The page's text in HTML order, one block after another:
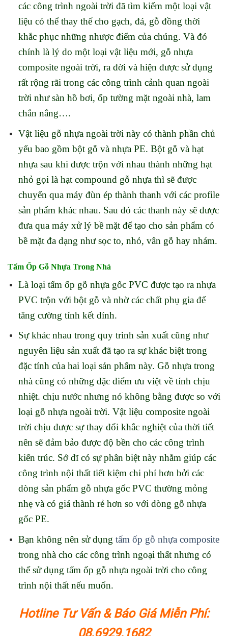
các công trình ngoài trời đã tìm kiếm một loại vật
liệu có thể thay thế cho gạch, đá, gỗ đồng thời
khắc phục những nhược điểm của chúng. Và đó
chính là lý do một loại vật liệu mới, gỗ nhựa
composite ngoài trời, ra đời và hiện được sử dụng
rất rộng rãi trong các công trình cảnh quan ngoài
trời như sàn hồ bơi, ốp tường mặt ngoài nhà, lam
chắn nắng….
Vật liệu gỗ nhựa ngoài trời này có thành phần chủ
yếu bao gồm bột gỗ và nhựa PE. Bột gỗ và hạt
nhựa sau khi được trộn với nhau thành những hạt
nhỏ gọi là hạt compound gỗ nhựa thì sẽ được
chuyển qua máy đùn ép thành thanh với các profile
sản phẩm khác nhau. Sau đó các thanh này sẽ được
đưa qua máy xử lý bề mặt để tạo cho sản phẩm có
bề mặt đa dạng như sọc to, nhỏ, vân gỗ hay nhám.
Tấm Ốp Gỗ Nhựa Trong Nhà
Là loại tấm ốp gỗ nhựa gốc PVC được tạo ra nhựa
PVC trộn với bột gỗ và nhờ các chất phụ gia để
tăng cường tính kết dính.
Sự khác nhau trong quy trình sản xuất cũng như
nguyên liệu sản xuất đã tạo ra sự khác biệt trong
đặc tính của hai loại sản phẩm này. Gỗ nhựa trong
nhà cũng có những đặc điểm ưu việt về tính chịu
nhiệt. chịu nước nhưng nó không bằng được so với
loại gỗ nhựa ngoài trời. Vật liệu composite ngoài
trời chịu được sự thay đổi khắc nghiệt của thời tiết
nên sẽ đảm bảo được độ bền cho các công trình
kiến trúc. Sở dĩ có sự phân biệt này nhằm giúp các
công trình nội thất tiết kiệm chi phí hơn bởi các
dòng sản phẩm gỗ nhựa gốc PVC thường mỏng
nhẹ và có giá thành rẻ hơn so với dòng gỗ nhựa
gốc PE.
Bạn không nên sử dụng tấm ốp gỗ nhựa composite
trong nhà cho các công trình ngoại thất nhưng có
thể sử dụng tấm ốp gỗ nhựa ngoài trời cho công
trình nội thất nếu muốn.
Hotline Tư Vấn & Báo Giá Miễn Phí:
08.6929.1682